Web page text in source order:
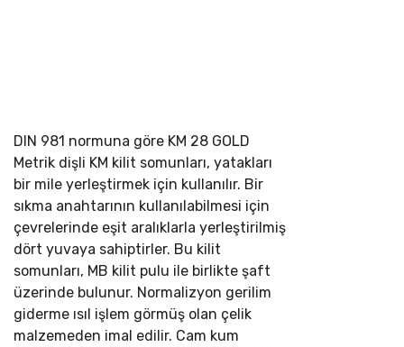
DIN 981 normuna göre KM 28 GOLD
Metrik dişli KM kilit somunları, yatakları
bir mile yerleştirmek için kullanılır. Bir
sıkma anahtarının kullanılabilmesi için
çevrelerinde eşit aralıklarla yerleştirilmiş
dört yuvaya sahiptirler. Bu kilit
somunları, MB kilit pulu ile birlikte şaft
üzerinde bulunur. Normalizyon gerilim
giderme ısıl işlem görmüş olan çelik
malzemeden imal edilir. Cam kum